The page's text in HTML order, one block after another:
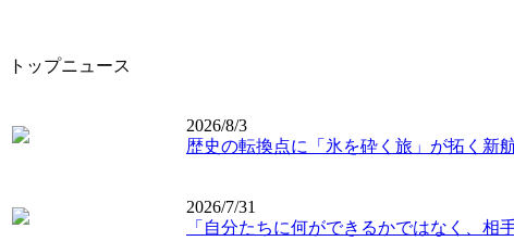
トップニュース
2026/8/3
歴史の転換点に「氷を砕く旅」が拓く新
2026/7/31
「自分たちに何ができるかではなく、相